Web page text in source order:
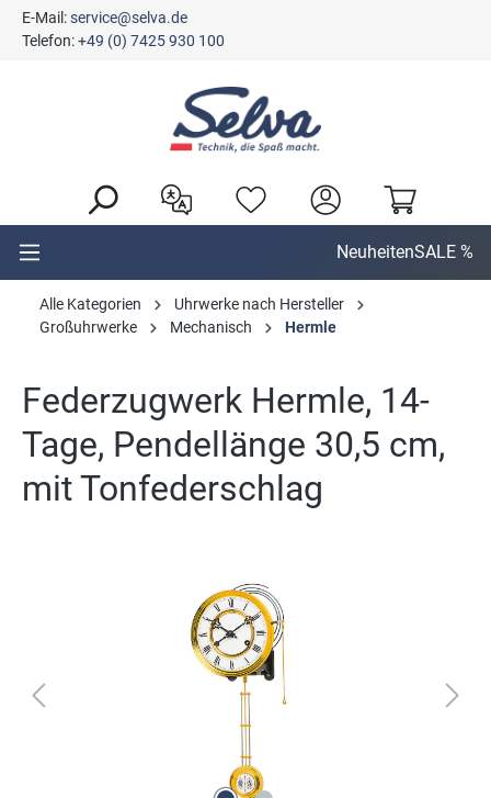
springen
E-Mail:service@selva.de
Telefon:+49 (0) 7425 930 100
NeuheitenSALE %
Alle Kategorien
Uhrwerke nach Hersteller
Großuhrwerke
Mechanisch Hermle
Federzugwerk Hermle, 14-
Tage, Pendellänge 30,5 cm,
mit Tonfederschlag